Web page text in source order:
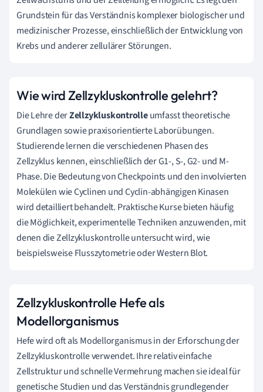
Grundstein für das Verständnis komplexer biologischer und
medizinischer Prozesse, einschließlich der Entwicklung von
Krebs und anderer zellulärer Störungen.
Wie wird Zellzykluskontrolle gelehrt?
Die Lehre derZellzykluskontrolleumfasst theoretische
Grundlagen sowie praxisorientierte Laborübungen.
Studierende lernen die verschiedenen Phasen des
Zellzyklus kennen, einschließlich der G1-, S-, G2- und M-
Phase. Die Bedeutung von Checkpoints und den involvierten
Molekülen wie Cyclinen und Cyclin-abhängigen Kinasen
wird detailliert behandelt. Praktische Kurse bieten häufig
die Möglichkeit, experimentelle Techniken anzuwenden, mit
denen die Zellzykluskontrolle untersucht wird, wie
beispielsweise Flusszytometrie oder Western Blot.
Zellzykluskontrolle Hefe als
Modellorganismus
Hefe wird oft als Modellorganismus in der Erforschung der
Zellzykluskontrolle verwendet. Ihre relativ einfache
Zellstruktur und schnelle Vermehrung machen sie ideal für
genetische Studien und das Verständnis grundlegender